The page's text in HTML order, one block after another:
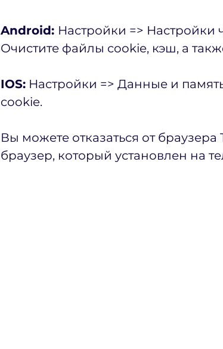
Android: Настройки => Настройки
Очистите файлы cookie, кэш, а
IOS: Настройки => Данные и
cookie.
Вы можете отказаться от браузера
браузер, который установлен на